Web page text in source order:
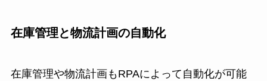
在庫管理と物流計画の自動化
在庫管理や物流計画もRPAによって自動化が可能